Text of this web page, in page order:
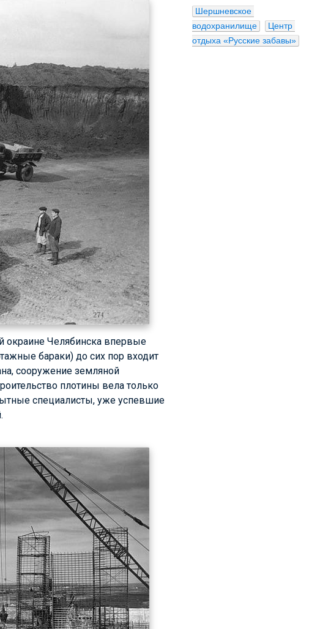
окраине Челябинска впервые
бараки) до сих пор входит
сооружение земляной
плотины вела только
специалисты, уже успевшие
Шершневское
водохранилище
Центр
отдыха «Русские забавы»